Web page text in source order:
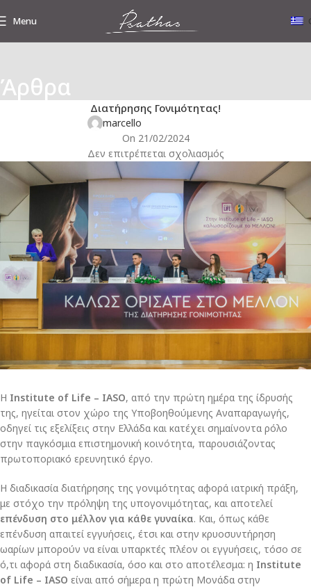
Menu
ΆρθραΥΠΟΒΟΗΘΟΎΜΕΝΗ ΑΝΑΠΑΡΑΓΩΓΉ
Η Institute of Life – IASO “σας καλωσορίζει στο μέλλον” της
Διατήρησης Γονιμότητας!
marcello
On 21/02/2024
Δεν επιτρέπεται σχολιασμός
Η Institute of Life – IASO, από την πρώτη ημέρα της ίδρυσής
της, ηγείται στον χώρο της Υποβοηθούμενης Αναπαραγωγής,
οδηγεί τις εξελίξεις στην Ελλάδα και κατέχει σημαίνοντα ρόλο
στην παγκόσμια επιστημονική κοινότητα, παρουσιάζοντας
πρωτοποριακό ερευνητικό έργο.
Η διαδικασία διατήρησης της γονιμότητας αφορά ιατρική πράξη,
με στόχο την πρόληψη της υπογονιμότητας, και αποτελεί
επένδυση στο μέλλον για κάθε γυναίκα. Και, όπως κάθε
επένδυση απαιτεί εγγυήσεις, έτσι και στην κρυοσυντήρηση
ωαρίων μπορούν να είναι υπαρκτές πλέον οι εγγυήσεις, τόσο σε
ό,τι αφορά στη διαδικασία, όσο και στο αποτέλεσμα: η Institute
of Life – IASO είναι από σήμερα η πρώτη Μονάδα στην